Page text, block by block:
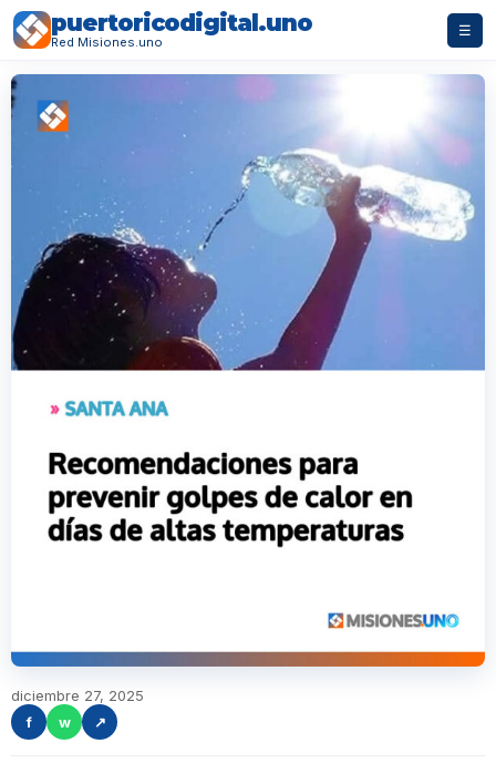
puertoricodigital.uno
Red Misiones.uno
☰
diciembre 27, 2025
f
w ↗